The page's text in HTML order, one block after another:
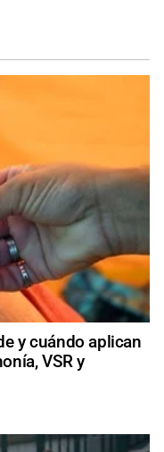
y cuándo aplican
VSR y